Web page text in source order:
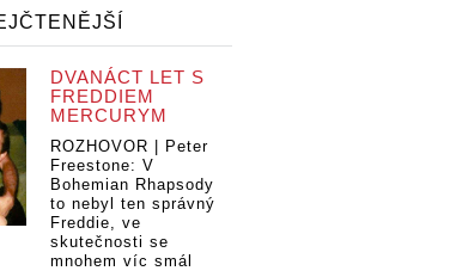
DVANÁCT LET S
FREDDIEM
MERCURYM
ROZHOVOR | Peter
Freestone: V
Bohemian Rhapsody
to nebyl ten správný
Freddie, ve
skutečnosti se
mnohem víc smál